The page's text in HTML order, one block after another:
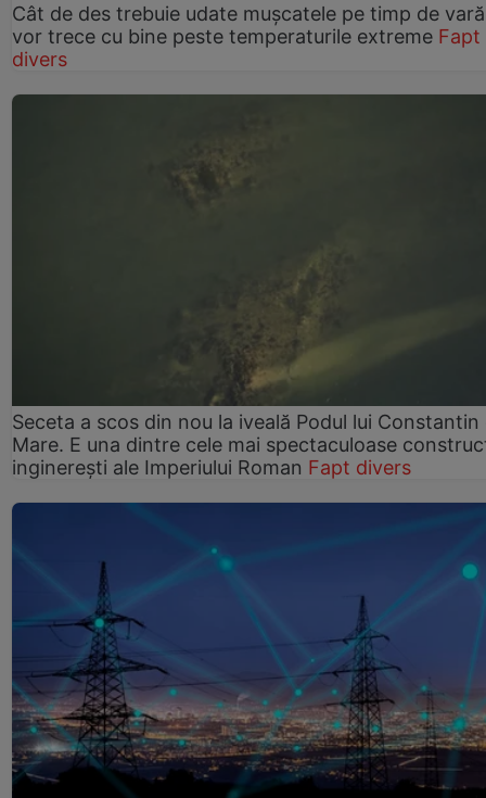
Cât de des trebuie udate mușcatele pe timp de
vor trece cu bine peste temperaturile extreme Fapt
divers
Seceta a scos din nou la iveală Podul lui Constantin
Mare. E una dintre cele mai spectaculoase
inginerești ale Imperiului Roman Fapt divers